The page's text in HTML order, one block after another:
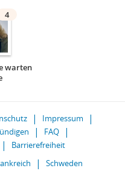
4
warten
Impressum
FAQ
Barrierefreiheit
Schweden